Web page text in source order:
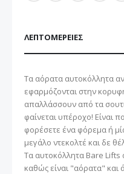
ΛΕΠΤΟΜΈΡΕΙΕΣ
Τα αόρατα αυτοκόλλητα
εφαρμόζονται στην
απαλλάσσουν από τα
φαίνεται υπέροχο! Είναι
φορέσετε ένα φόρεμα ή
μεγάλο ντεκολτέ και δε
Τα αυτοκόλλητα Bare Lifts
καθώς είναι "αόρατα" και